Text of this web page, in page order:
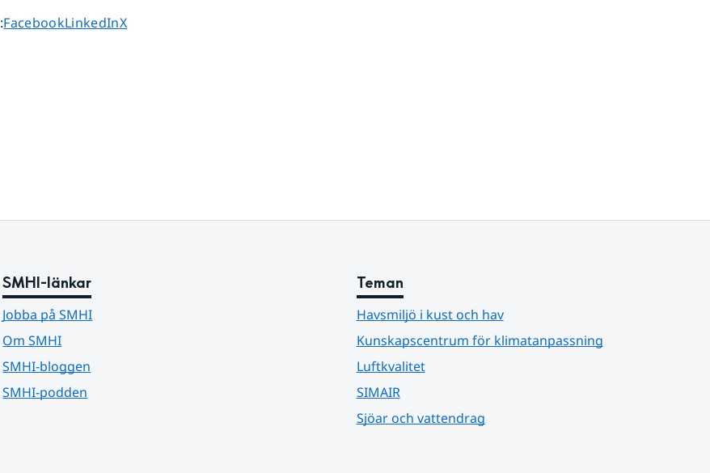
:Dela sidan på
FacebookDela sidan på
LinkedInDela sidan på
X
SMHI-länkar
Jobba på SMHI
Om SMHI
SMHI-bloggen
SMHI-podden
Teman
Havsmiljö i kust och hav
Kunskapscentrum för klimatanpassning
Luftkvalitet
SIMAIR
Sjöar och vattendrag